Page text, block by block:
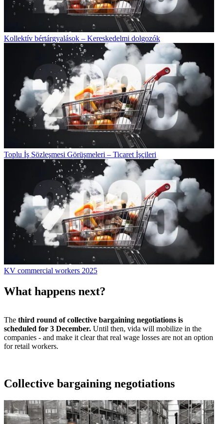
Kollektív bértárgyalások – Kereskedelmi dolgozók
Toplu İş Sözleşmesi Görüşmeleri – Ticaret İşçileri
KV commercial workers 2025
What happens next?
The third round of collective bargaining negotiations is
scheduled for 3 December. Until then, vida will mobilize in the
companies - and make it clear that real wage losses are not an option
for retail workers.
Collective bargaining negotiations